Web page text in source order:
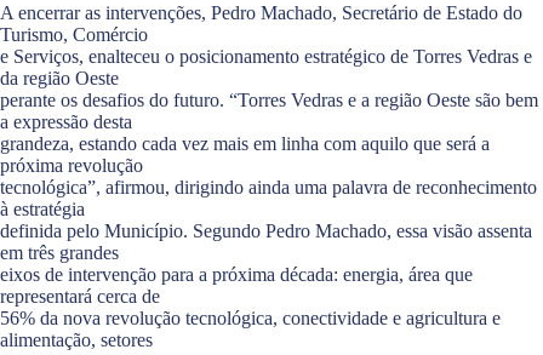
A encerrar as intervenções, Pedro Machado, Secretário de Estado do
Turismo, Comércio
e Serviços, enalteceu o posicionamento estratégico de Torres Vedras e
da região Oeste
perante os desafios do futuro. “Torres Vedras e a região Oeste são bem
a expressão desta
grandeza, estando cada vez mais em linha com aquilo que será a
próxima revolução
tecnológica”, afirmou, dirigindo ainda uma palavra de reconhecimento
à estratégia
definida pelo Município. Segundo Pedro Machado, essa visão assenta
em três grandes
eixos de intervenção para a próxima década: energia, área que
representará cerca de
56% da nova revolução tecnológica, conectividade e agricultura e
alimentação, setores